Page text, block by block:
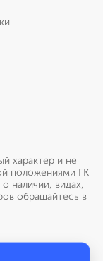
характер и не
положениями ГК
наличии, видах,
обращайтесь в